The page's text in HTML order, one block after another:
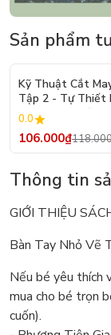
Sản phẩm
Kỹ Thuật Cắt
Tập 2 - Tự Thiết
Trang Nam Nữ -
Rập - Kỹ Thuật
0.0
106.000₫
Thông tin
GIỚI THIỆU
Bàn Tay Nhỏ Vẽ
Nếu bé yêu thích
mua cho bé trọn
cuốn).